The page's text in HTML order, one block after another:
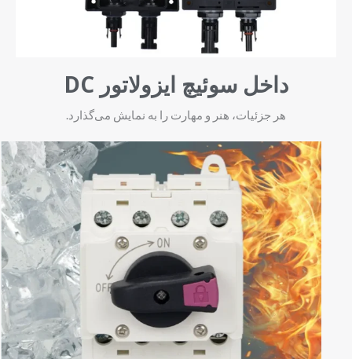
داخل سوئیچ ایزولاتور DC
هر جزئیات، هنر و مهارت را به نمایش می‌گذارد.